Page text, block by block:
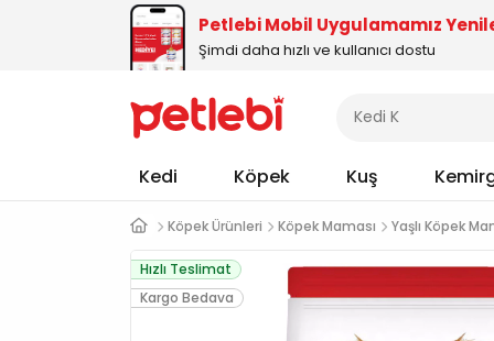
Petlebi Mobil Uygulamamız
Şimdi daha hızlı ve kullanıcı dostu
Kedi Köpek Kuş
Köpek Ürünleri Köpek Maması Yaşlı Köpek
Hızlı Teslimat
Kargo Bedava